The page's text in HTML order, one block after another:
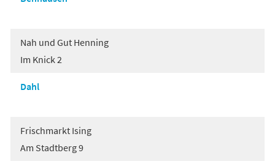
Nah und Gut Henning
Im Knick 2
Dahl
Frischmarkt Ising
Am Stadtberg 9